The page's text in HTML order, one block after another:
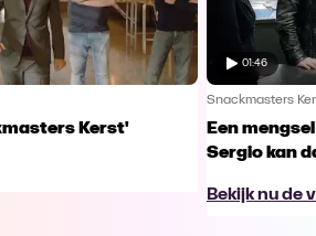
Kerst'
01:46
Snackmasters
Een
Sergio kan
Bekijk nu de